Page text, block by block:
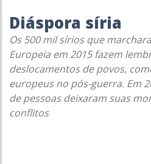
Diáspora síria
Os 500 mil sírios que
Europeia em 2015 fazem
deslocamentos de povos,
europeus no pós-guerra. Em
de pessoas deixaram suas
conflitos